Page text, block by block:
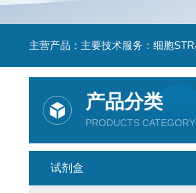
产品分类
PRODUCTS CATEGORY
试剂盒